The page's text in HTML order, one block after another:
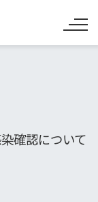
確認について